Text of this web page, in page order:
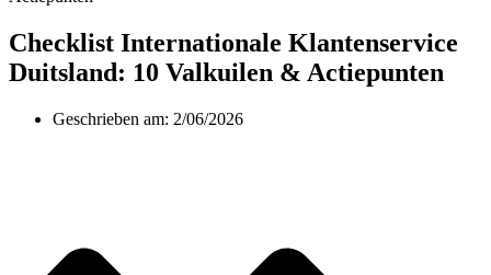
Checklist Internationale Klantenservice
Duitsland: 10 Valkuilen & Actiepunten
Geschrieben am: 2/06/2026